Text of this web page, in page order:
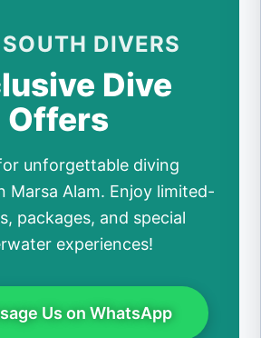
DIVERS
Dive
Offers
unforgettable diving
Marsa Alam. Enjoy limited-
packages, and special
experiences!
Us on WhatsApp